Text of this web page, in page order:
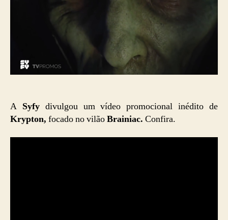
A Syfydivulgou um vídeo promocional inédito de
Krypton, focado no vilãoBrainiac. Confira.